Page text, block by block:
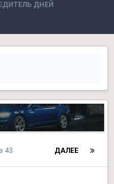
ДНЕЙ
ДАЛЕЕ
43